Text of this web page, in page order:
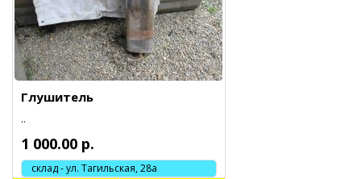
Глушитель
..
1 000.00 р.
склад - ул. Тагильская, 28а